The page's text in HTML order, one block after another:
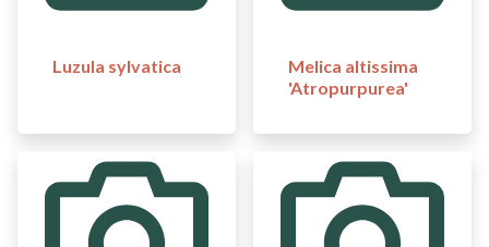
Luzula sylvatica
Melica altissima
'Atropurpurea'